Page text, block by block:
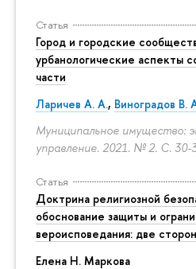
Статья
Город и городские
урбанологические аспекты
части
Ларичев А. А., Виноградов В.
Муниципальное имущество:
управление. 2021. № 2. С. 30-
Статья
Доктрина религиозной
обоснование защиты и
вероисповедания: две
Елена Н. Маркова